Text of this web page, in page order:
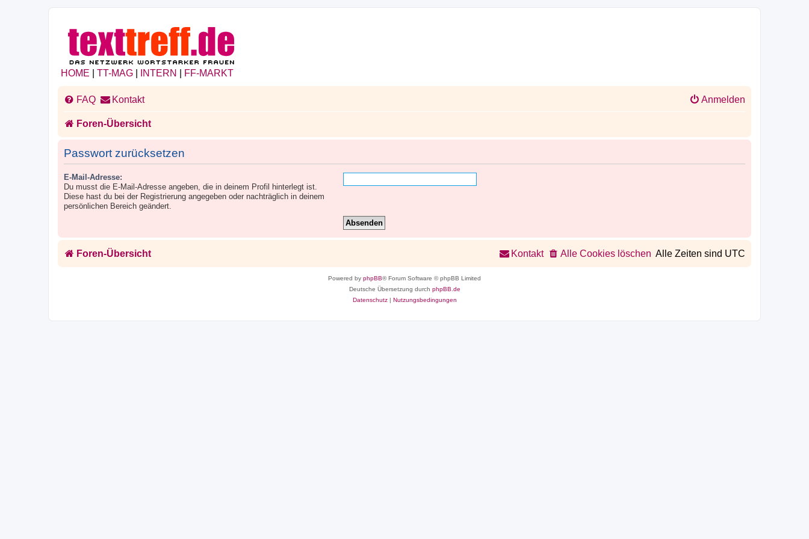
HOME TT-MAG INTERN FF-MARKT
FAQ Kontakt Anmelden
Foren-Übersicht
Passwort zurücksetzen
E-Mail-Adresse:
Du musst die E-Mail-Adresse angeben, die in deinem Profil hinterlegt ist.
Diese hast du bei der Registrierung angegeben oder nachträglich in deinem
persönlichen Bereich geändert.
Foren-Übersicht Alle Zeiten sind UTC
Alle Cookies löschen
Kontakt
Powered by phpBB® Forum Software © phpBB Limited
Deutsche Übersetzung durch phpBB.de
Datenschutz| Nutzungsbedingungen